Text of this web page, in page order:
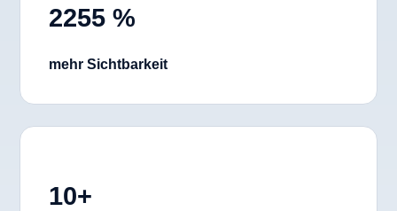
2255 %
mehr Sichtbarkeit
10+